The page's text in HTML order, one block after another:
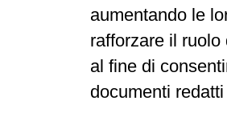
aumentando le
rafforzare il
al fine di
documenti